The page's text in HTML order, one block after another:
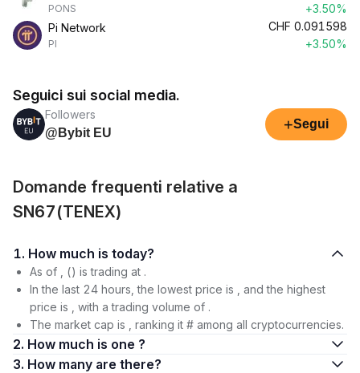
PONS
+3.50%
Pi Network
PI
CHF 0.091598
+3.50%
Seguici sui social media.
Followers
@Bybit EU
+Segui
Domande frequenti relative a
SN67(TENEX)
1. How much is today?
As of , () is trading at .
In the last 24 hours, the lowest price is , and the highest
price is , with a trading volume of .
The market cap is , ranking it # among all cryptocurrencies.
2. How much is one ?
3. How many are there?